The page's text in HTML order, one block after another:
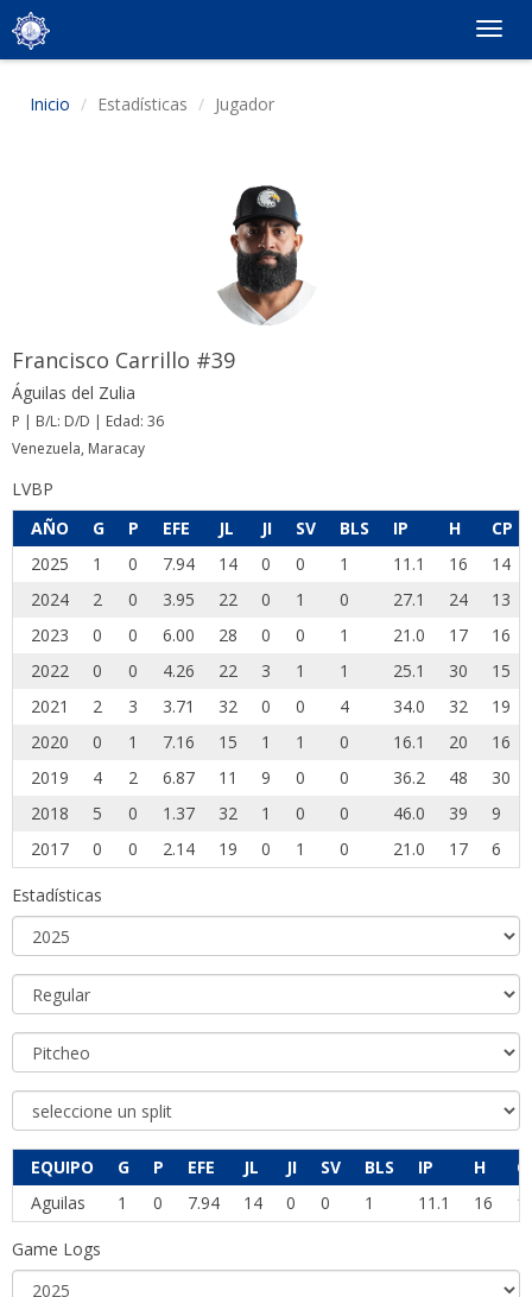
Inicio Estadísticas Jugador
Francisco Carrillo #39
Águilas del Zulia
P | B/L: D/D | Edad: 36
Venezuela, Maracay
LVBP
AÑO
G P EFE JL JI SV BLS IP H
CP
2025
1 0 7.94 14 0 0 1 11.1 16
14
2024
2 0 3.95 22 0 1 0 27.1 24
13
2023
0 0 6.00 28 0 0 1 21.0 17
16
2022
0 0 4.26 22 3 1 1 25.1 30
15
2021
2 3 3.71 32 0 0 4 34.0 32
19
2020
0 1 7.16 15 1 1 0 16.1 20
16
2019
4 2 6.87 11 9 0 0 36.2 48
30
2018
5 0 1.37 32 1 0 0 46.0 39
9
2017
0 0 2.14 19 0 1 0 21.0 17 6
Estadísticas
EQUIPO G P EFE JL JI SV BLS IP H
Aguilas
1 0 7.94 14 0 0 1 11.1 16
Game Logs